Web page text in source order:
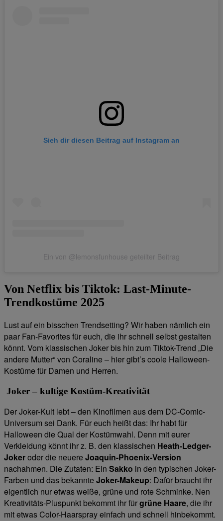
Sieh dir diesen Beitrag auf Instagram an
Ein von @lemonsfunhouse geteilter Beitrag
Von Netflix bis Tiktok: Last-Minute-
Trendkostüme 2025
Lust auf ein bisschen Trendsetting? Wir haben nämlich ein
paar Fan-Favorites für euch, die ihr schnell selbst gestalten
könnt. Vom klassischen Joker bis hin zum Tiktok-Trend „Die
andere Mutter“ von Coraline – hier gibt’s coole Halloween-
Kostüme für Damen und Herren.
Joker – kultige Kostüm-Kreativität
Der Joker-Kult lebt – den Kinofilmen aus dem DC-Comic-
Universum sei Dank. Für euch heißt das: Ihr habt für
Halloween die Qual der Kostümwahl. Denn mit eurer
Verkleidung könnt ihr z. B. den klassischen Heath-Ledger-
Jokeroder die neuere Joaquin-Phoenix-Version
nachahmen. Die Zutaten: Ein Sakko in den typischen Joker-
Farben und das bekannte Joker-Makeup: Dafür braucht ihr
eigentlich nur etwas weiße, grüne und rote Schminke. Nen
Kreativitäts-Pluspunkt bekommt ihr fürgrüne Haare, die ihr
mit etwas Color-Haarspray einfach und schnell hinbekommt.